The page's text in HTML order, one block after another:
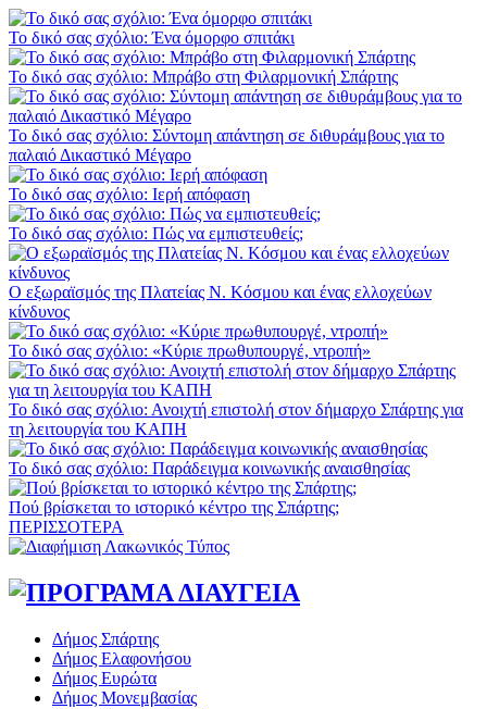
Το δικό σας σχόλιο: Ένα όμορφο σπιτάκι
Το δικό σας σχόλιο: Μπράβο στη Φιλαρμονική Σπάρτης
Το δικό σας σχόλιο: Σύντομη απάντηση σε διθυράμβους για το
παλαιό Δικαστικό Μέγαρο
Το δικό σας σχόλιο: Ιερή απόφαση
Το δικό σας σχόλιο: Πώς να εμπιστευθείς;
Ο εξωραϊσμός της Πλατείας Ν. Κόσμου και ένας ελλοχεύων
κίνδυνος
Το δικό σας σχόλιο: «Κύριε πρωθυπουργέ, ντροπή»
Το δικό σας σχόλιο: Ανοιχτή επιστολή στον δήμαρχο Σπάρτης για
τη λειτουργία του ΚΑΠΗ
Το δικό σας σχόλιο: Παράδειγμα κοινωνικής αναισθησίας
Πού βρίσκεται το ιστορικό κέντρο της Σπάρτης;
ΠΕΡΙΣΣΟΤΕΡΑ
Δήμος Σπάρτης
Δήμος Ελαφονήσου
Δήμος Ευρώτα
Δήμος Μονεμβασίας